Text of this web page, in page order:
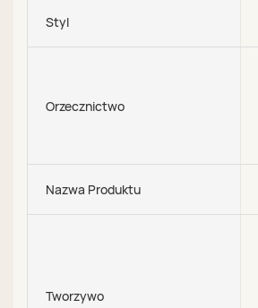
Styl
Orzecznictwo
Nazwa Produktu
Tworzywo